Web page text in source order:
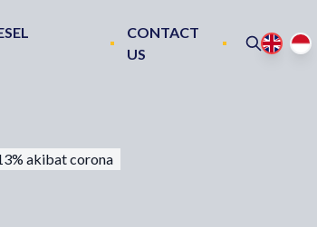
CONTACT
US
akibat corona